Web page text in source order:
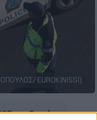
EUROKINISSI)
στη Google